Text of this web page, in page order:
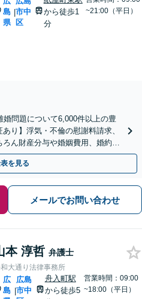
島
県
|市中
区
から徒歩1
分
~21:00（平日）
婚問題について6,000件以上の豊
り】浮気・不倫の慰謝料請求、
ん財産分与や婚姻費用、婚約破
実績が豊富です。
を見る
メールでお問い合わせ
本 淳哲 弁護士
大通り法律事務所
広
島 |
広島
市中
舟入町駅
から徒歩5
営業時間：09:00
~18:00（平日）